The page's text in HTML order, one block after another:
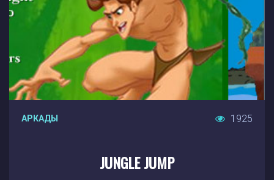
АРКАДЫ 1925
JUNGLE JUMP